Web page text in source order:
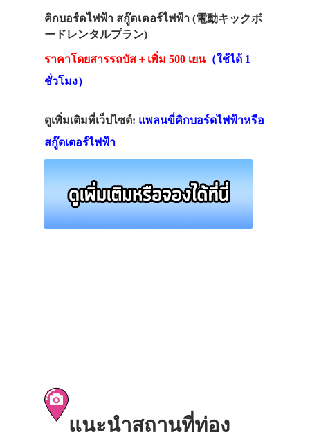
คิกบอร์ดไฟฟ้า สกู๊ตเตอร์ไฟฟ้า (電動キックボ
ードレンタルプラン)
ราคาโดยสารรถบัส＋เพิ่ม 500 เยน（ใช้ได้ 1
ชั่วโมง）
ดูเพิ่มเติมที่เว็ปไซต์: แพลนขี่คิกบอร์ดไฟฟ้าหรือ
สกู๊ตเตอร์ไฟฟ้า
แนะนำสถานที่ท่อง